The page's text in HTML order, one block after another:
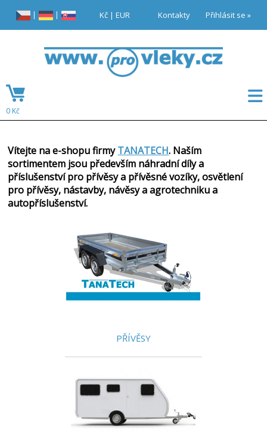
Vítejte na e-shopu firmyTANATECH. Naším
sortimentem jsou především náhradní díly a
příslušenství pro přívěsy a přívěsné vozíky, osvětlení
pro přívěsy, nástavby, návěsy a agrotechniku a
autopříslušenství.
PŘÍVĚSY
Přihlásit se »
Kontakty
Kč |EUR
| |
0 Kč